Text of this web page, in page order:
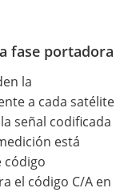
fase portadora
la
a cada satélite
señal codificada
está
código
el código C/A en